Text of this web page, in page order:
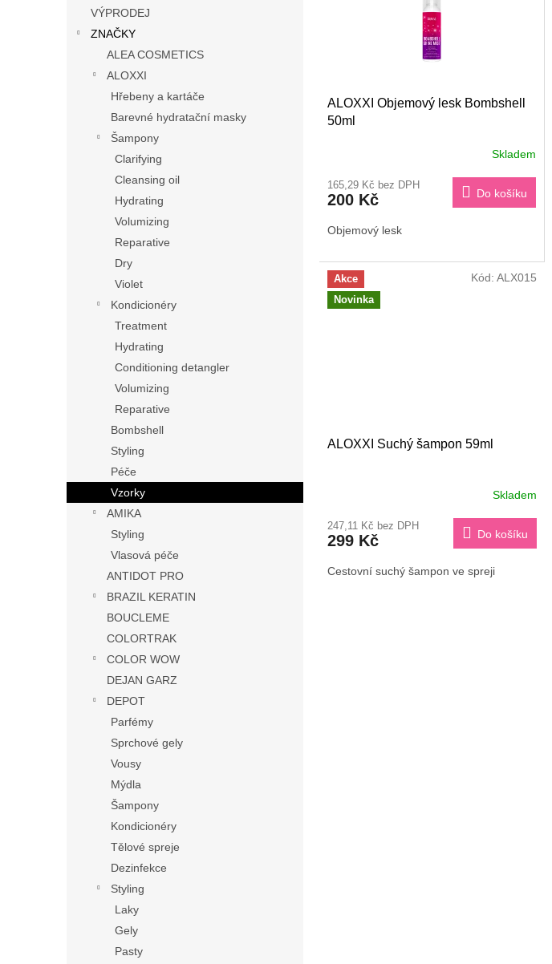
VÝPRODEJ
ZNAČKY
ALEA COSMETICS
ALOXXI
Hřebeny a kartáče
Barevné hydratační masky
Šampony
Clarifying
Cleansing oil
Hydrating
Volumizing
Reparative
Dry
Violet
Kondicionéry
Treatment
Hydrating
Conditioning detangler
Volumizing
Reparative
Bombshell
Styling
Péče
Vzorky
AMIKA
Styling
Vlasová péče
ANTIDOT PRO
BRAZIL KERATIN
BOUCLEME
COLORTRAK
COLOR WOW
DEJAN GARZ
DEPOT
Parfémy
Sprchové gely
Vousy
Mýdla
Šampony
Kondicionéry
Tělové spreje
Dezinfekce
Styling
Laky
Gely
Pasty
ALOXXI Objemový lesk Bombshell
50ml
Skladem
165,29 Kč bez DPH
200 Kč Do košíku
Objemový lesk
Akce
Novinka
ALOXXI Suchý šampon 59ml
Skladem
247,11 Kč bez DPH
299 Kč Do košíku
Cestovní suchý šampon ve spreji
Kód: ALX015